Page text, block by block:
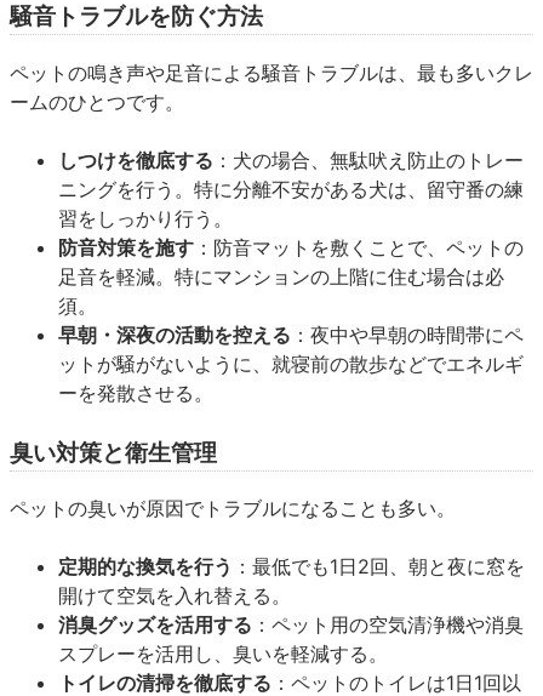
騒音トラブルを防ぐ方法
ペットの鳴き声や足音による騒音トラブルは、最も多いクレ
ームのひとつです。
しつけを徹底する ：犬の場合、無駄吠え防止のトレー
ニングを行う。特に分離不安がある犬は、留守番の練
習をしっかり行う。
防音対策を施す ：防音マットを敷くことで、ペットの
足音を軽減。特にマンションの上階に住む場合は必
須。
早朝・深夜の活動を控える ：夜中や早朝の時間帯にペ
ットが騒がないように、就寝前の散歩などでエネルギ
ーを発散させる。
臭い対策と衛生管理
ペットの臭いが原因でトラブルになることも多い。
定期的な換気を行う ：最低でも1日2回、朝と夜に窓を
開けて空気を入れ替える。
消臭グッズを活用する ：ペット用の空気清浄機や消臭
スプレーを活用し、臭いを軽減する。
トイレの清掃を徹底する ：ペットのトイレは1日1回以